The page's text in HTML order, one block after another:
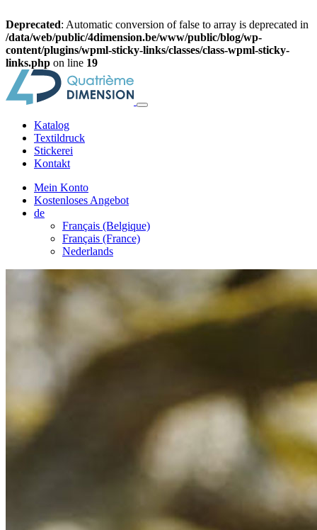
Deprecated: Automatic conversion of false to array is deprecated in
/data/web/public/4dimension.be/www/public/blog/wp-
content/plugins/wpml-sticky-links/classes/class-wpml-sticky-
links.php on line 19
Katalog
Textildruck
Stickerei
Kontakt
Mein Konto
Kostenloses Angebot
de
Français (Belgique)
Français (France)
Nederlands